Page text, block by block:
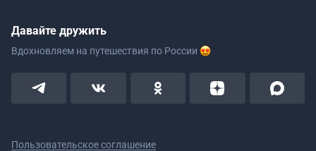
Давайте дружить
Вдохновляем на путешествия по России
Пользовательское соглашение